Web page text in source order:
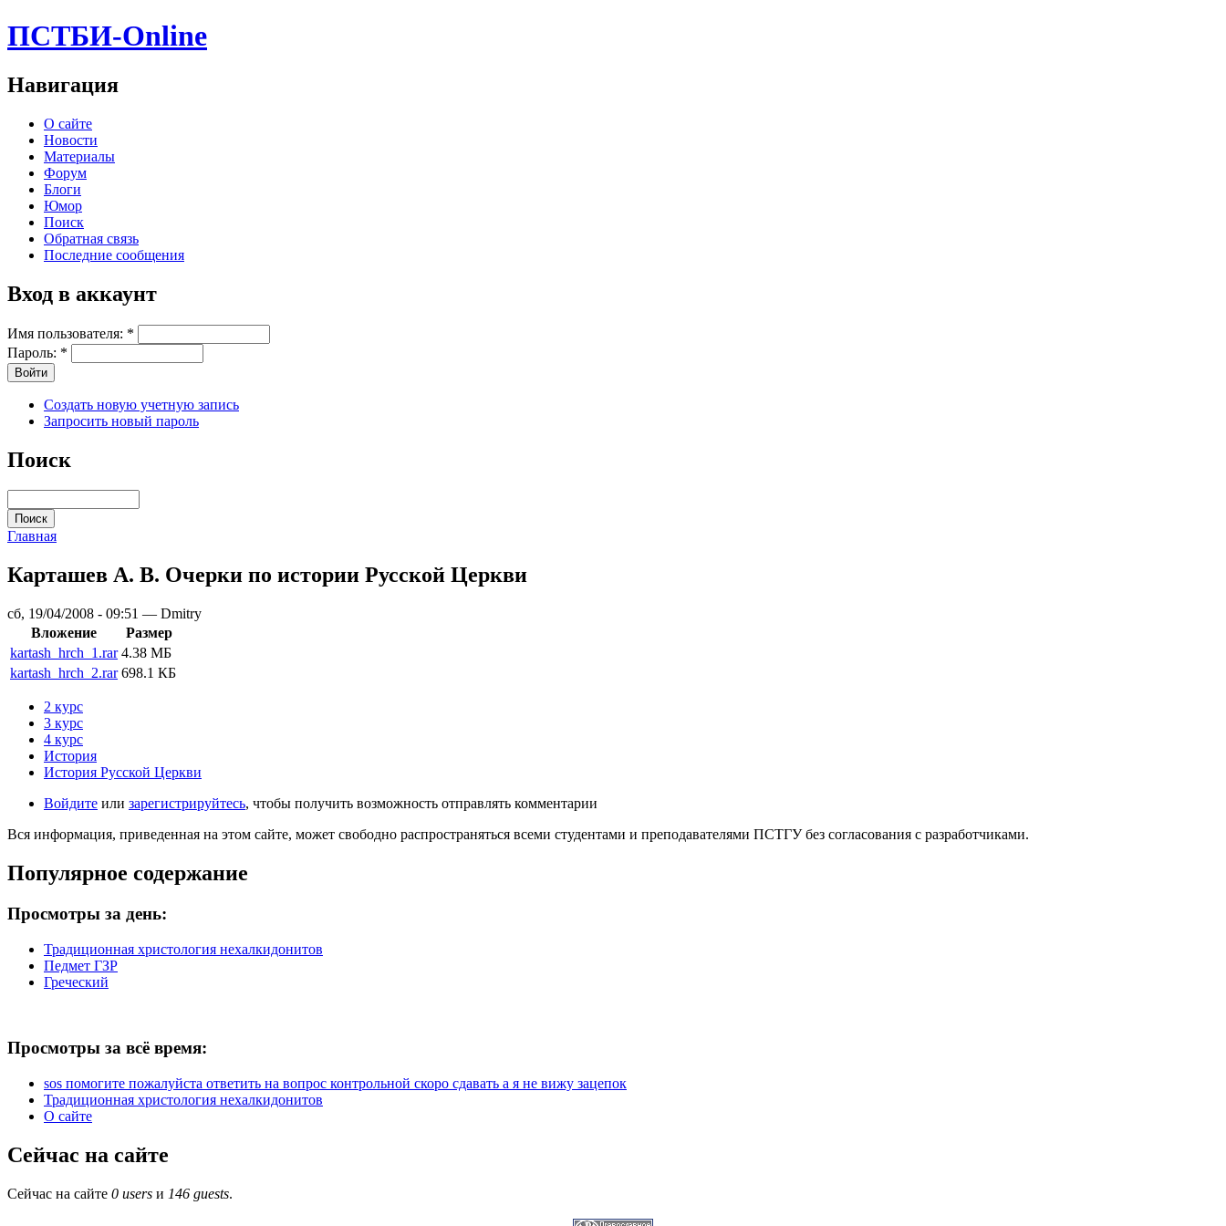
ПСТБИ-Online
Навигация
О сайте
Новости
Материалы
Форум
Блоги
Юмор
Поиск
Обратная связь
Последние сообщения
Вход в аккаунт
Имя пользователя: *
Пароль: *
Создать новую учетную запись
Запросить новый пароль
Поиск
Главная
Карташев А. В. Очерки по истории Русской Церкви
сб, 19/04/2008 - 09:51 — Dmitry
Вложение
Размер
kartash_hrch_1.rar 4.38 МБ
kartash_hrch_2.rar 698.1 КБ
2 курс
3 курс
4 курс
История
История Русской Церкви
Войдите или зарегистрируйтесь, чтобы получить возможность отправлять комментарии
Вся информация, приведенная на этом сайте, может свободно распространяться всеми студентами и преподавателями ПСТГУ без согласования с разработчиками.
Популярное содержание
Просмотры за день:
Традиционная христология нехалкидонитов
Педмет ГЗР
Греческий
Просмотры за всё время:
sos помогите пожалуйста ответить на вопрос контрольной скоро сдавать а я не вижу зацепок
Традиционная христология нехалкидонитов
О сайте
Сейчас на сайте
Сейчас на сайте 0 users и 146 guests.